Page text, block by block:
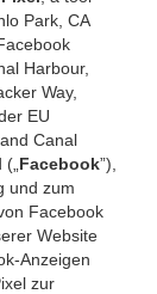
Park, CA
Harbour,
Way,
EU
Canal
Facebook”),
und zum
Facebook
Website
Anzeigen
zur